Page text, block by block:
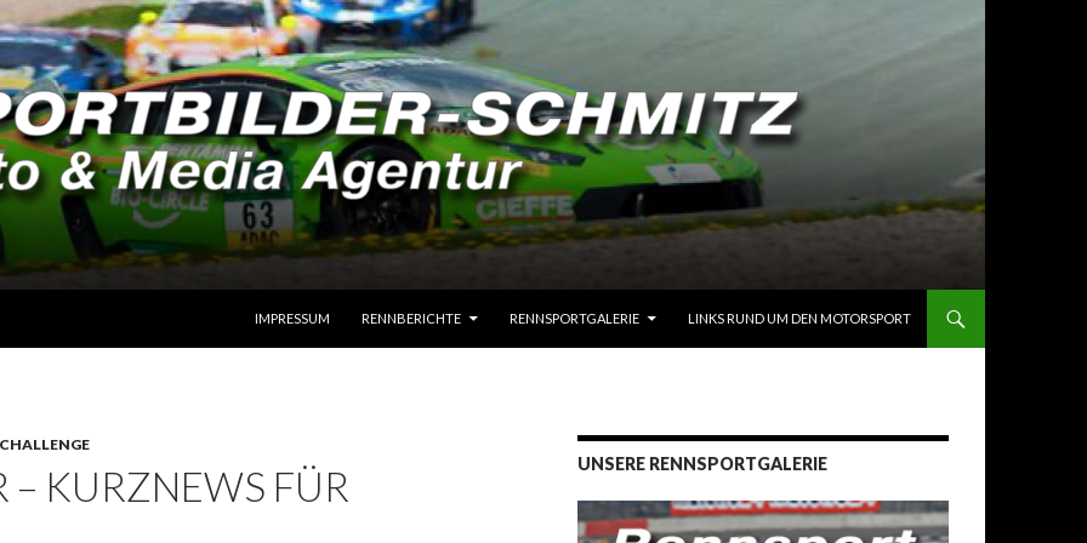
IMPRESSUM
RENNBERICHTE RENNSPORTGALERIE LINKS RUND UM DEN MOTORSPORT
– KURZNEWS FÜR
UNSERE RENNSPORTGALERIE